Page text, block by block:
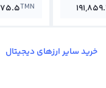
TMN
خرید سایر ارزهای دیجیتال